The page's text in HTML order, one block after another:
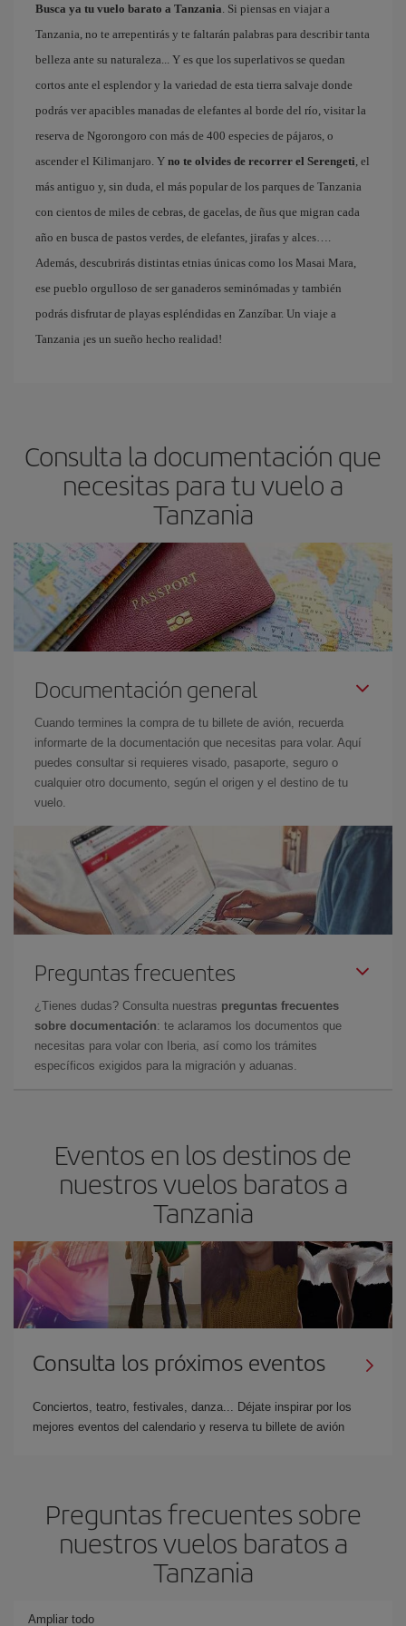
Busca ya tu vuelo barato a Tanzania . Si piensas en viajar a
Tanzania, no te arrepentirás y te faltarán palabras para describir tanta
belleza ante su naturaleza... Y es que los superlativos se quedan
cortos ante el esplendor y la variedad de esta tierra salvaje donde
podrás ver apacibles manadas de elefantes al borde del río, visitar la
reserva de Ngorongoro con más de 400 especies de pájaros, o
ascender el Kilimanjaro. Y no te olvides de recorrer el Serengeti , el
más antiguo y, sin duda, el más popular de los parques de Tanzania
con cientos de miles de cebras, de gacelas, de ñus que migran cada
año en busca de pastos verdes, de elefantes, jirafas y alces….
Además, descubrirás distintas etnias únicas como los Masai Mara,
ese pueblo orgulloso de ser ganaderos seminómadas y también
podrás disfrutar de playas espléndidas en Zanzíbar. Un viaje a
Tanzania ¡es un sueño hecho realidad!
Consulta la documentación que
necesitas para tu vuelo a
Tanzania
Documentación general
Cuando termines la compra de tu billete de avión, recuerda
informarte de la documentación que necesitas para volar. Aquí
puedes consultar si requieres visado, pasaporte, seguro o
cualquier otro documento, según el origen y el destino de tu
vuelo.
Preguntas frecuentes
¿Tienes dudas? Consulta nuestras preguntas frecuentes
sobre documentación: te aclaramos los documentos que
necesitas para volar con Iberia, así como los trámites
específicos exigidos para la migración y aduanas.
Eventos en los destinos de
nuestros vuelos baratos a
Tanzania
Consulta los próximos eventos
Conciertos, teatro, festivales, danza... Déjate inspirar por los
mejores eventos del calendario y reserva tu billete de avión
Preguntas frecuentes sobre
nuestros vuelos baratos a
Tanzania
Ampliar todo